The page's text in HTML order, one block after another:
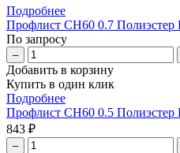
Подробнее
Профлист СН60 0.7 Полиэстер
По запросу
–
Добавить в корзину
Купить в один клик
Подробнее
Профлист СН60 0.5 Полиэстер
843 ₽
–